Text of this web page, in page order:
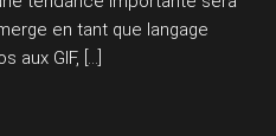
en tant que langage
aux GIF, […]